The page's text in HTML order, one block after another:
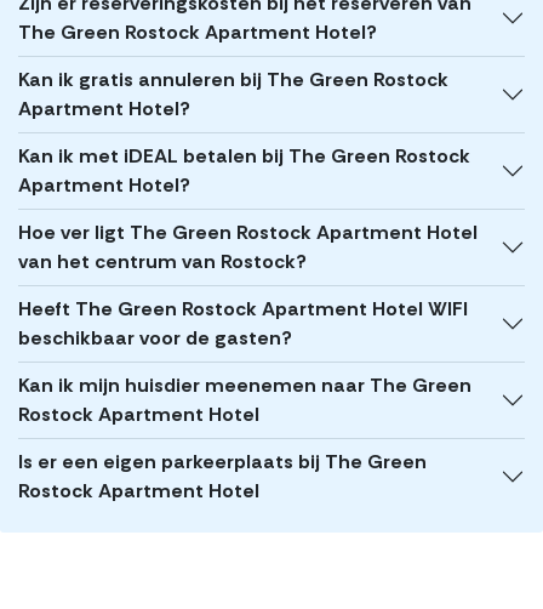
The Green Rostock Apartment Hotel?
Kan ik gratis annuleren bij The Green Rostock
Apartment Hotel?
Kan ik met iDEAL betalen bij The Green Rostock
Apartment Hotel?
Hoe ver ligt The Green Rostock Apartment Hotel
van het centrum van Rostock?
Heeft The Green Rostock Apartment Hotel WIFI
beschikbaar voor de gasten?
Kan ik mijn huisdier meenemen naar The Green
Rostock Apartment Hotel
Is er een eigen parkeerplaats bij The Green
Rostock Apartment Hotel